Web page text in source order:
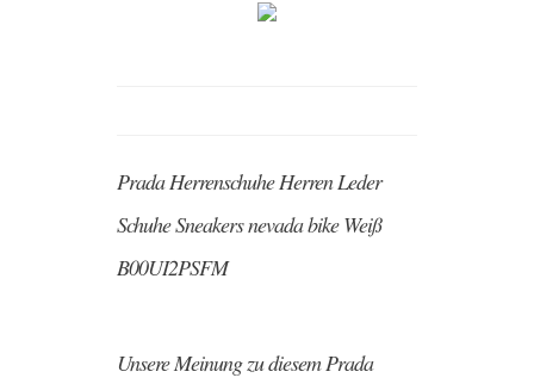
Prada Herrenschuhe Herren Leder
Schuhe Sneakers nevada bike Weiß
B00UI2PSFM
Unsere Meinung zu diesem Prada